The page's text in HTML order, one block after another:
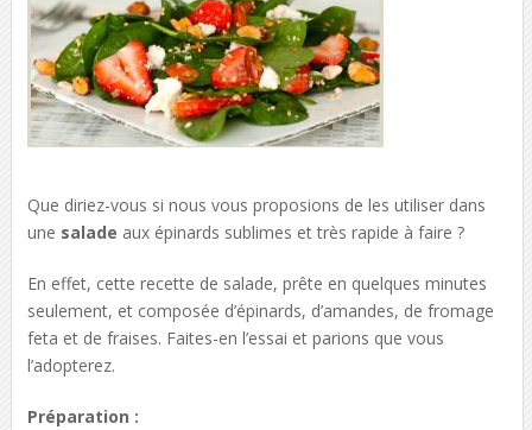
Que diriez-vous si nous vous proposions de les utiliser dans
une salade aux épinards sublimes et très rapide à faire ?
En effet, cette recette de salade, prête en quelques minutes
seulement, et composée d’épinards, d’amandes, de fromage
feta et de fraises. Faites-en l’essai et parions que vous
l’adopterez.
Préparation :